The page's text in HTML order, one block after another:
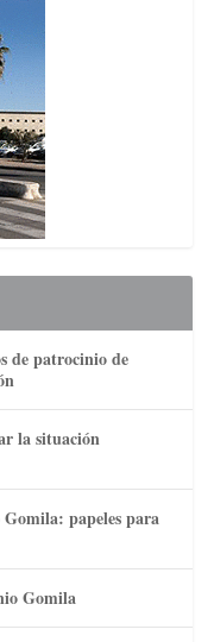
de patrocinio de
la situación
papeles para
Gomila